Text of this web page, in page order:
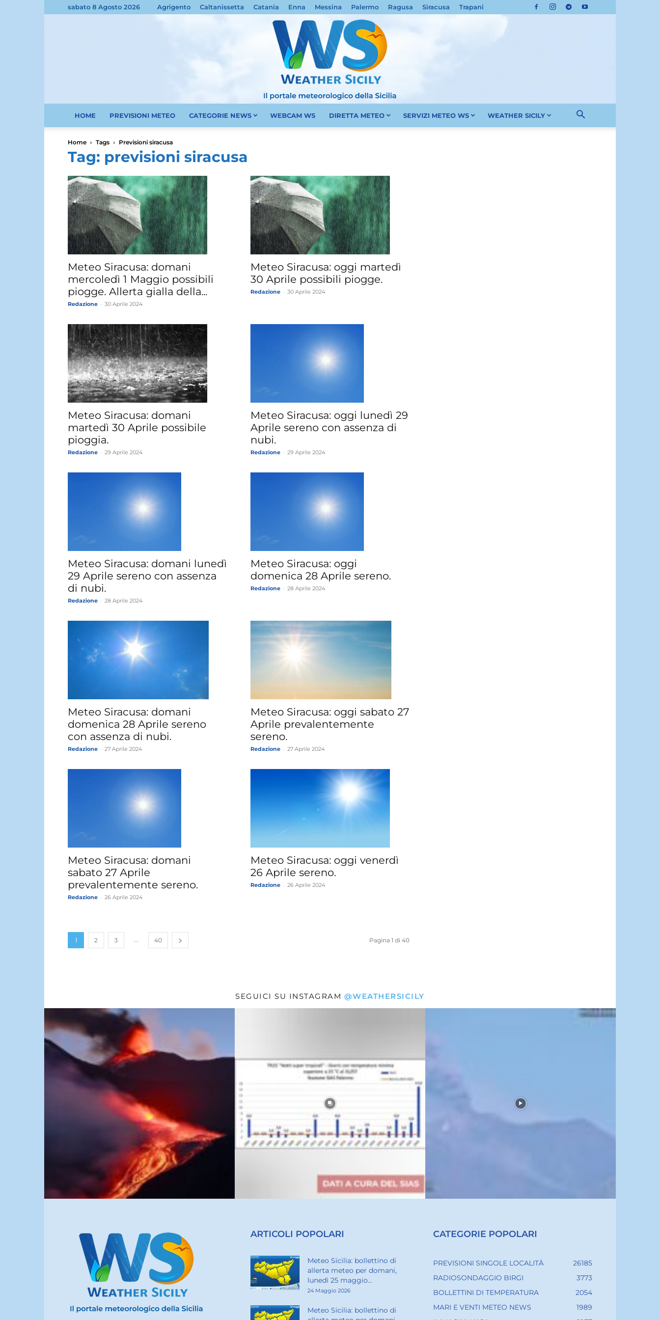
sabato 8 Agosto 2026 Agrigento Caltanissetta Catania Enna Messina Palermo Ragusa Siracusa Trapani
Sicilia
Weather
HOME PREVISIONI METEO CATEGORIE NEWS WEBCAM WS DIRETTA METEO SERVIZI METEO WS WEATHER SICILY
Home Tags Previsioni siracusa
Tag: previsioni siracusa
Meteo Siracusa: domani
mercoledì 1 Maggio possibili
piogge. Allerta gialla della...
Redazione 30 Aprile 2024
Meteo Siracusa: oggi martedì
30 Aprile possibili piogge.
Redazione 30 Aprile 2024
Meteo Siracusa: domani
martedì 30 Aprile possibile
pioggia.
Redazione 29 Aprile 2024
Meteo Siracusa: oggi lunedì 29
Aprile sereno con assenza di
nubi.
Redazione 29 Aprile 2024
Meteo Siracusa: domani lunedì
29 Aprile sereno con assenza
di nubi.
Redazione 28 Aprile 2024
Meteo Siracusa: oggi
domenica 28 Aprile sereno.
Redazione 28 Aprile 2024
Meteo Siracusa: domani
domenica 28 Aprile sereno
con assenza di nubi.
Redazione 27 Aprile 2024
Meteo Siracusa: oggi sabato 27
Aprile prevalentemente
sereno.
Redazione 27 Aprile 2024
Meteo Siracusa: domani
sabato 27 Aprile
prevalentemente sereno.
Redazione 26 Aprile 2024
Meteo Siracusa: oggi venerdì
26 Aprile sereno.
Redazione 26 Aprile 2024
1 2 3 40 Pagina 1 di 40
SEGUICI SU INSTAGRAM @WEATHERSICILY
ARTICOLI POPOLARI
Meteo Sicilia: bollettino di
allerta meteo per domani,
lunedì 25 maggio...
24 Maggio 2026
Meteo Sicilia: bollettino di
CATEGORIE POPOLARI
PREVISIONI SINGOLE LOCALITÀ
26185
RADIOSONDAGGIO BIRGI
3773
BOLLETTINI DI TEMPERATURA
2054
MARI E VENTI METEO NEWS
1989